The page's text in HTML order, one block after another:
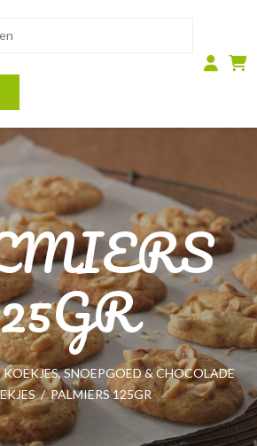
KOEKJES, SNOEPGOED & CHOCOLADE
/ PALMIERS 125GR